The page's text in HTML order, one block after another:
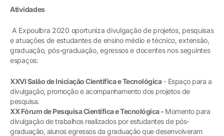
Atividades
A Expoulbra 2020 oportuniza divulgação de projetos, pesquisas
e atuações de estudantes de ensino médio e técnico, extensão,
graduação, pós-graduação, egressos e docentes nos seguintes
espaços:
XXVI Salão de Iniciação Científica e Tecnológica- Espaço para a
divulgação, promoção e acompanhamento dos projetos de
pesquisa.
XX Fórum de Pesquisa Científica e Tecnológica - Momento para
divulgação de trabalhos realizados por estudantes de pós-
graduação, alunos egressos da graduação que desenvolveram